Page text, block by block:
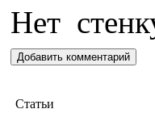
Статьи